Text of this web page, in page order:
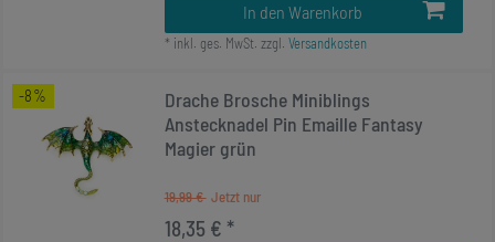
In den Warenkorb
* inkl. ges. MwSt. zzgl. Versandkosten
-8%
Drache Brosche Miniblings
Anstecknadel Pin Emaille Fantasy
Magier grün
19,99 €
18,35 € *